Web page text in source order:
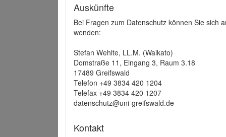
Auskünfte
Bei Fragen zum Datenschutz können Sie sich
wenden:
Stefan Wehlte, LL.M. (Waikato)
Domstraße 11, Eingang 3, Raum 3.18
17489 Greifswald
Telefon +49 3834 420 1204
Telefax +49 3834 420 1207
datenschutz@uni-greifswald.de
Kontakt